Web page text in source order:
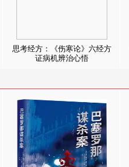
思考经方：《伤寒论》六经方
证病机辨治心悟